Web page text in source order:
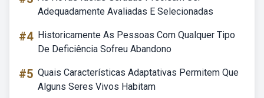
Adequadamente Avaliadas E Selecionadas
#4 Historicamente As Pessoas Com Qualquer Tipo
De Deficiência Sofreu Abandono
#5 Quais Características Adaptativas Permitem Que
Alguns Seres Vivos Habitam